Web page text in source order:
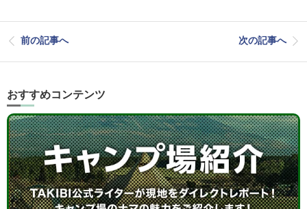
前の記事へ 次の記事へ
おすすめコンテンツ